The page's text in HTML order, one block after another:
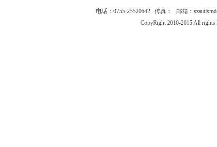
电话：0755-25520642 传真： 邮箱：
CopyRight 2010-2015 All